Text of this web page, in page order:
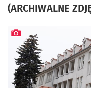
(ARCHIWALNE